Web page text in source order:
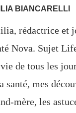
BIANCARELLI
rédactrice et
Nova. Sujet
de tous les
santé, mes
mère, les